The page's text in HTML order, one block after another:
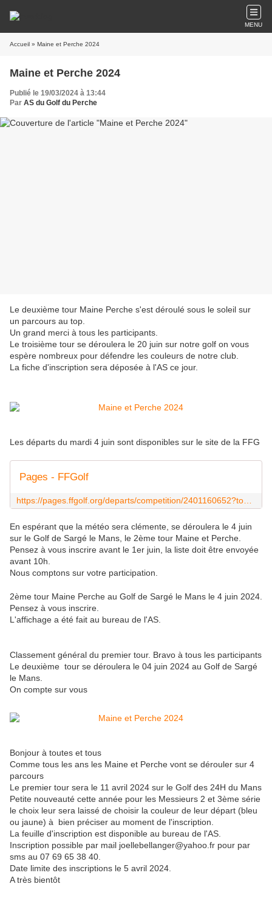
MENU
Accueil » Maine et Perche 2024
Maine et Perche 2024
Publié le 19/03/2024 à 13:44
Par AS du Golf du Perche
Le deuxième tour Maine Perche s'est déroulé sous le soleil sur
un parcours au top.
Un grand merci à tous les participants.
Le troisième tour se déroulera le 20 juin sur notre golf on vous
espère nombreux pour défendre les couleurs de notre club.
La fiche d'inscription sera déposée à l'AS ce jour.
Les départs du mardi 4 juin sont disponibles sur le site de la FFG
Pages - FFGolf
En espérant que la météo sera clémente, se déroulera le 4 juin
sur le Golf de Sargé le Mans, le 2ème tour Maine et Perche.
Pensez à vous inscrire avant le 1er juin, la liste doit être envoyée
avant 10h.
Nous comptons sur votre participation.
2ème tour Maine Perche au Golf de Sargé le Mans le 4 juin 2024.
Pensez à vous inscrire.
L'affichage a été fait au bureau de l'AS.
Classement général du premier tour. Bravo à tous les participants
Le deuxième tour se déroulera le 04 juin 2024 au Golf de Sargé
le Mans.
On compte sur vous
Bonjour à toutes et tous
Comme tous les ans les Maine et Perche vont se dérouler sur 4
parcours
Le premier tour sera le 11 avril 2024 sur le Golf des 24H du Mans
Petite nouveauté cette année pour les Messieurs 2 et 3ème série
le choix leur sera laissé de choisir la couleur de leur départ (bleu
ou jaune) à bien préciser au moment de l'inscription.
La feuille d'inscription est disponible au bureau de l'AS.
Inscription possible par mail joellebellanger@yahoo.fr pour par
sms au 07 69 65 38 40.
Date limite des inscriptions le 5 avril 2024.
A très bientôt